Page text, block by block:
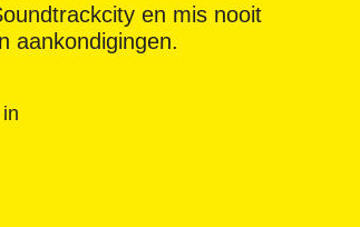
en mis nooit
aankondigingen.